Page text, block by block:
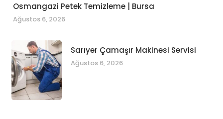
Osmangazi Petek Temizleme | Bursa
Ağustos 6, 2026
Sarıyer Çamaşır Makinesi Servisi
Ağustos 6, 2026